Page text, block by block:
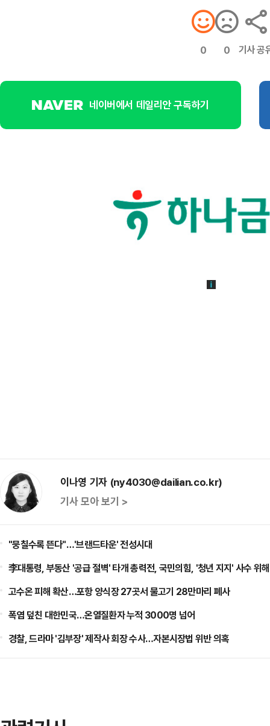
0 0 기사 공
네이버에서 데일리안 구독하기
이나영 기자 (ny4030@dailian.co.kr)
기사 모아 보기 >
"뭉칠수록 뜬다"…'브랜드타운' 전성시대
李대통령, 부동산 '공급 절벽' 타개 총력전, 국민의힘, '청년 지지' 사수 위
고수온 피해 확산…포항 양식장 27곳서 물고기 28만마리 폐사
폭염 덮친 대한민국…온열질환자 누적 3000명 넘어
경찰, 드라마 '김부장' 제작사 회장 수사…자본시장법 위반 의혹